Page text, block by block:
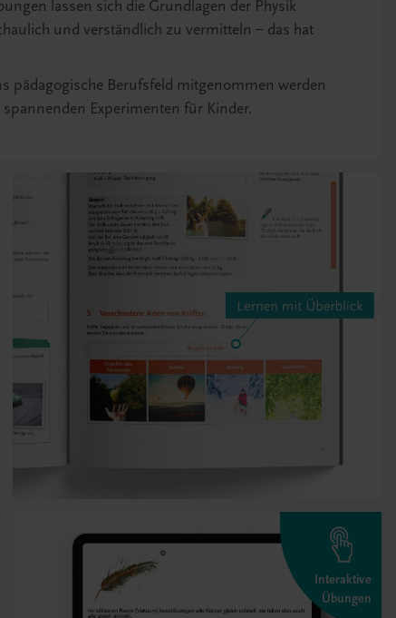
lassen sich die Grundlagen der Physik
und verständlich zu vermitteln – das hat
pädagogische Berufsfeld mitgenommen werden
Experimenten für Kinder.
Interaktive
Übungen